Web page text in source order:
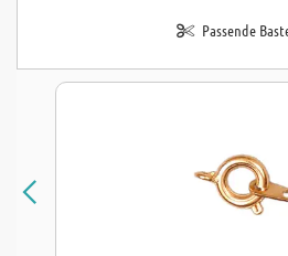
Passende